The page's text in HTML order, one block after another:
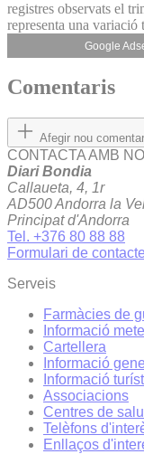
registres observats el
representa una
Google
Comentaris
Afegir nou
CONTACTA AMB
Diari Bondia
Callaueta, 4, 1r
AD500 Andorra la
Principat d'Andorra
Tel. +376 80 88 88
Formulari de contacte
Serveis
Farmàcies de
Informació
Cartellera
Informació
Informació
Associacions
Centres de
Telèfons
Enllaços